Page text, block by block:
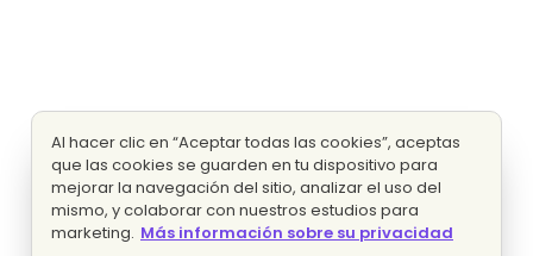
Al hacer clic en “Aceptar todas las cookies”, aceptas
que las cookies se guarden en tu dispositivo para
mejorar la navegación del sitio, analizar el uso del
mismo, y colaborar con nuestros estudios para
marketing. Más información sobre su privacidad